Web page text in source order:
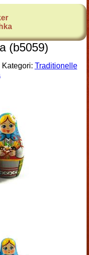
(b5059)
Kategori: Traditionelle